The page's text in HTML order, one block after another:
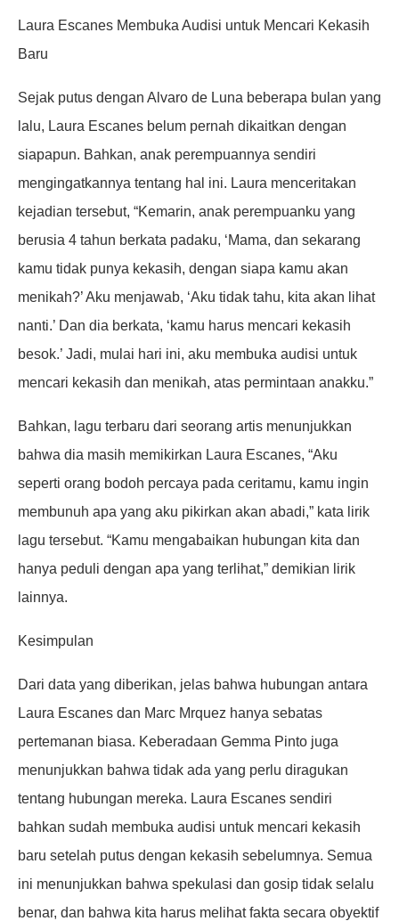
Laura Escanes Membuka Audisi untuk Mencari Kekasih
Baru
Sejak putus dengan Alvaro de Luna beberapa bulan yang
lalu, Laura Escanes belum pernah dikaitkan dengan
siapapun. Bahkan, anak perempuannya sendiri
mengingatkannya tentang hal ini. Laura menceritakan
kejadian tersebut, “Kemarin, anak perempuanku yang
berusia 4 tahun berkata padaku, ‘Mama, dan sekarang
kamu tidak punya kekasih, dengan siapa kamu akan
menikah?’ Aku menjawab, ‘Aku tidak tahu, kita akan lihat
nanti.’ Dan dia berkata, ‘kamu harus mencari kekasih
besok.’ Jadi, mulai hari ini, aku membuka audisi untuk
mencari kekasih dan menikah, atas permintaan anakku.”
Bahkan, lagu terbaru dari seorang artis menunjukkan
bahwa dia masih memikirkan Laura Escanes, “Aku
seperti orang bodoh percaya pada ceritamu, kamu ingin
membunuh apa yang aku pikirkan akan abadi,” kata lirik
lagu tersebut. “Kamu mengabaikan hubungan kita dan
hanya peduli dengan apa yang terlihat,” demikian lirik
lainnya.
Kesimpulan
Dari data yang diberikan, jelas bahwa hubungan antara
Laura Escanes dan Marc Mrquez hanya sebatas
pertemanan biasa. Keberadaan Gemma Pinto juga
menunjukkan bahwa tidak ada yang perlu diragukan
tentang hubungan mereka. Laura Escanes sendiri
bahkan sudah membuka audisi untuk mencari kekasih
baru setelah putus dengan kekasih sebelumnya. Semua
ini menunjukkan bahwa spekulasi dan gosip tidak selalu
benar, dan bahwa kita harus melihat fakta secara obyektif